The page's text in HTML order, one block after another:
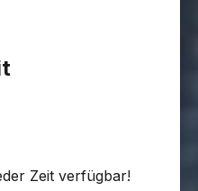
Zeit verfügbar!